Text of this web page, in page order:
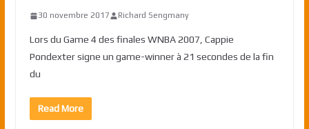
30 novembre 2017 Richard Sengmany
Lors du Game 4 des finales WNBA 2007, Cappie
Pondexter signe un game-winner à 21 secondes de la fin
du
Read More